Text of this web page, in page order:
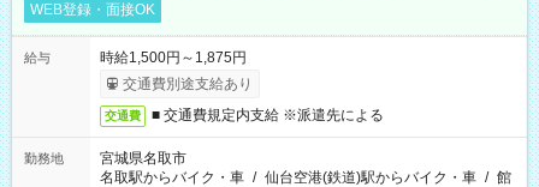
WEB登録・面接OK
給与
時給1,500円～1,875円
交通費別途支給あり
交通費 ■ 交通費規定内支給 ※派遣先による
勤務地
宮城県名取市
名取駅からバイク・車 / 仙台空港(鉄道)駅からバイク・車 / 館